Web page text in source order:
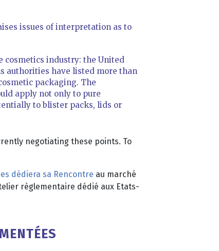
issues of interpretation as to
cosmetics industry: the United
authorities have listed more than
packaging. The
apply not only to pure
to blister packs, lids or
negotiating these points. To
dédiera sa Rencontre au marché
règlementaire dédié aux Etats-